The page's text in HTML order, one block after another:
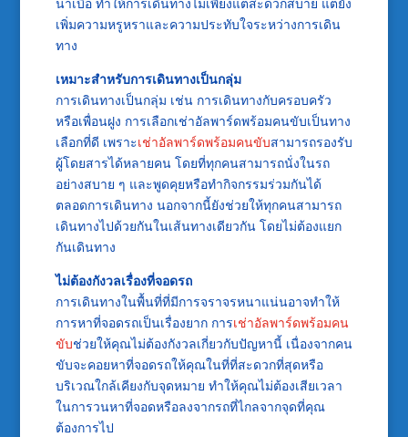
เพิ่มความหรูหราและความประทับใจระหว่างการเดิน
ทาง
เหมาะสำหรับการเดินทางเป็นกลุ่ม
การเดินทางเป็นกลุ่ม เช่น การเดินทางกับครอบครัว
หรือเพื่อนฝูง การเลือกเช่าอัลพาร์ดพร้อมคนขับเป็นทาง
เลือกที่ดี เพราะเช่าอัลพาร์ดพร้อมคนขับสามารถรองรับ
ผู้โดยสารได้หลายคน โดยที่ทุกคนสามารถนั่งในรถ
อย่างสบาย ๆ และพูดคุยหรือทำกิจกรรมร่วมกันได้
ตลอดการเดินทาง นอกจากนี้ยังช่วยให้ทุกคนสามารถ
เดินทางไปด้วยกันในเส้นทางเดียวกัน โดยไม่ต้องแยก
กันเดินทาง
ไม่ต้องกังวลเรื่องที่จอดรถ
การเดินทางในพื้นที่ที่มีการจราจรหนาแน่นอาจทำให้
การหาที่จอดรถเป็นเรื่องยาก การเช่าอัลพาร์ดพร้อมคน
ขับช่วยให้คุณไม่ต้องกังวลเกี่ยวกับปัญหานี้ เนื่องจากคน
ขับจะคอยหาที่จอดรถให้คุณในที่ที่สะดวกที่สุดหรือ
บริเวณใกล้เคียงกับจุดหมาย ทำให้คุณไม่ต้องเสียเวลา
ในการวนหาที่จอดหรือลงจากรถที่ไกลจากจุดที่คุณ
ต้องการไป